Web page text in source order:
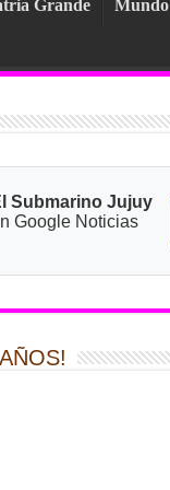
Grande Mundo
Submarino Jujuy
Google Noticias